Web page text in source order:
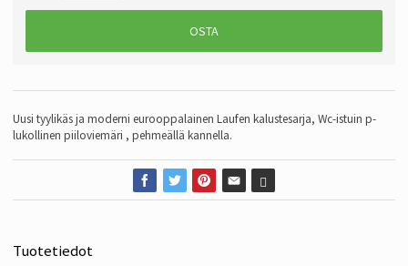
OSTA
Uusi tyylikäs ja moderni eurooppalainen Laufen kalustesarja, Wc-istuin p-
lukollinen piiloviemäri , pehmeällä kannella.
Tuotetiedot